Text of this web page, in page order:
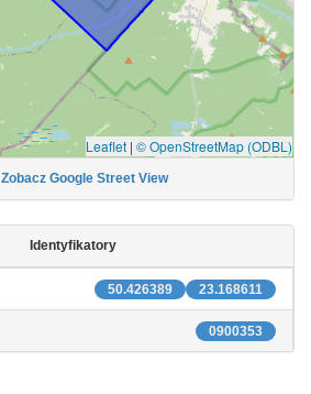
Leaflet | © OpenStreetMap (ODBL)
Zobacz Google Street View
Identyfikatory
23.168611
50.426389
0900353